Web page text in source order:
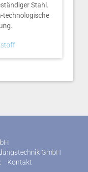
Stahl.
technologische
GmbH
Kontakt